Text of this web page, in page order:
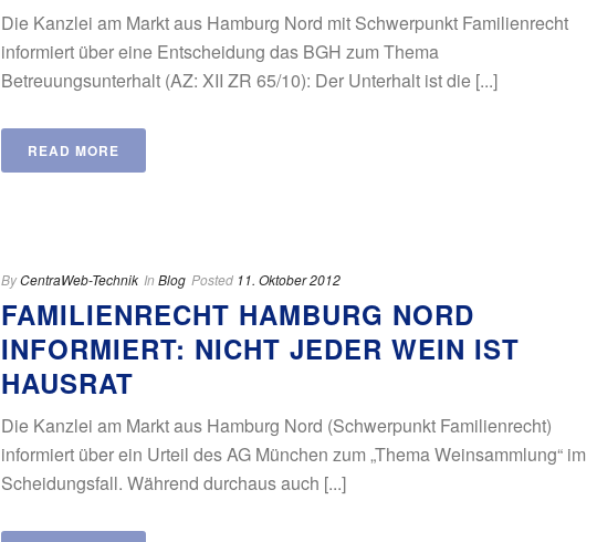
Die Kanzlei am Markt aus Hamburg Nord mit Schwerpunkt Familienrecht
informiert über eine Entscheidung das BGH zum Thema
Betreuungsunterhalt (AZ: XII ZR 65/10): Der Unterhalt ist die [...]
READ MORE
ByCentraWeb-Technik In Blog Posted 11. Oktober 2012
FAMILIENRECHT HAMBURG NORD
INFORMIERT: NICHT JEDER WEIN IST
HAUSRAT
Die Kanzlei am Markt aus Hamburg Nord (Schwerpunkt Familienrecht)
informiert über ein Urteil des AG München zum „Thema Weinsammlung“ im
Scheidungsfall. Während durchaus auch [...]